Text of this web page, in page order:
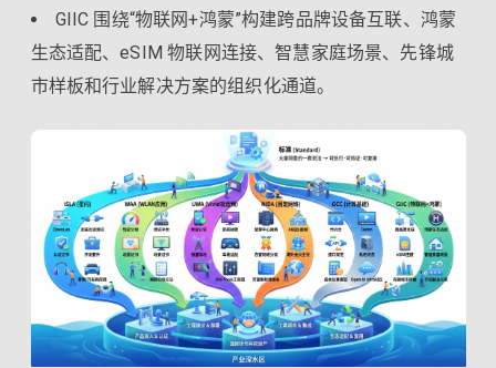
GIIC 围绕“物联网+鸿蒙”构建跨品牌设备互联、鸿蒙
生态适配、eSIM 物联网连接、智慧家庭场景、先锋城
市样板和行业解决方案的组织化通道。